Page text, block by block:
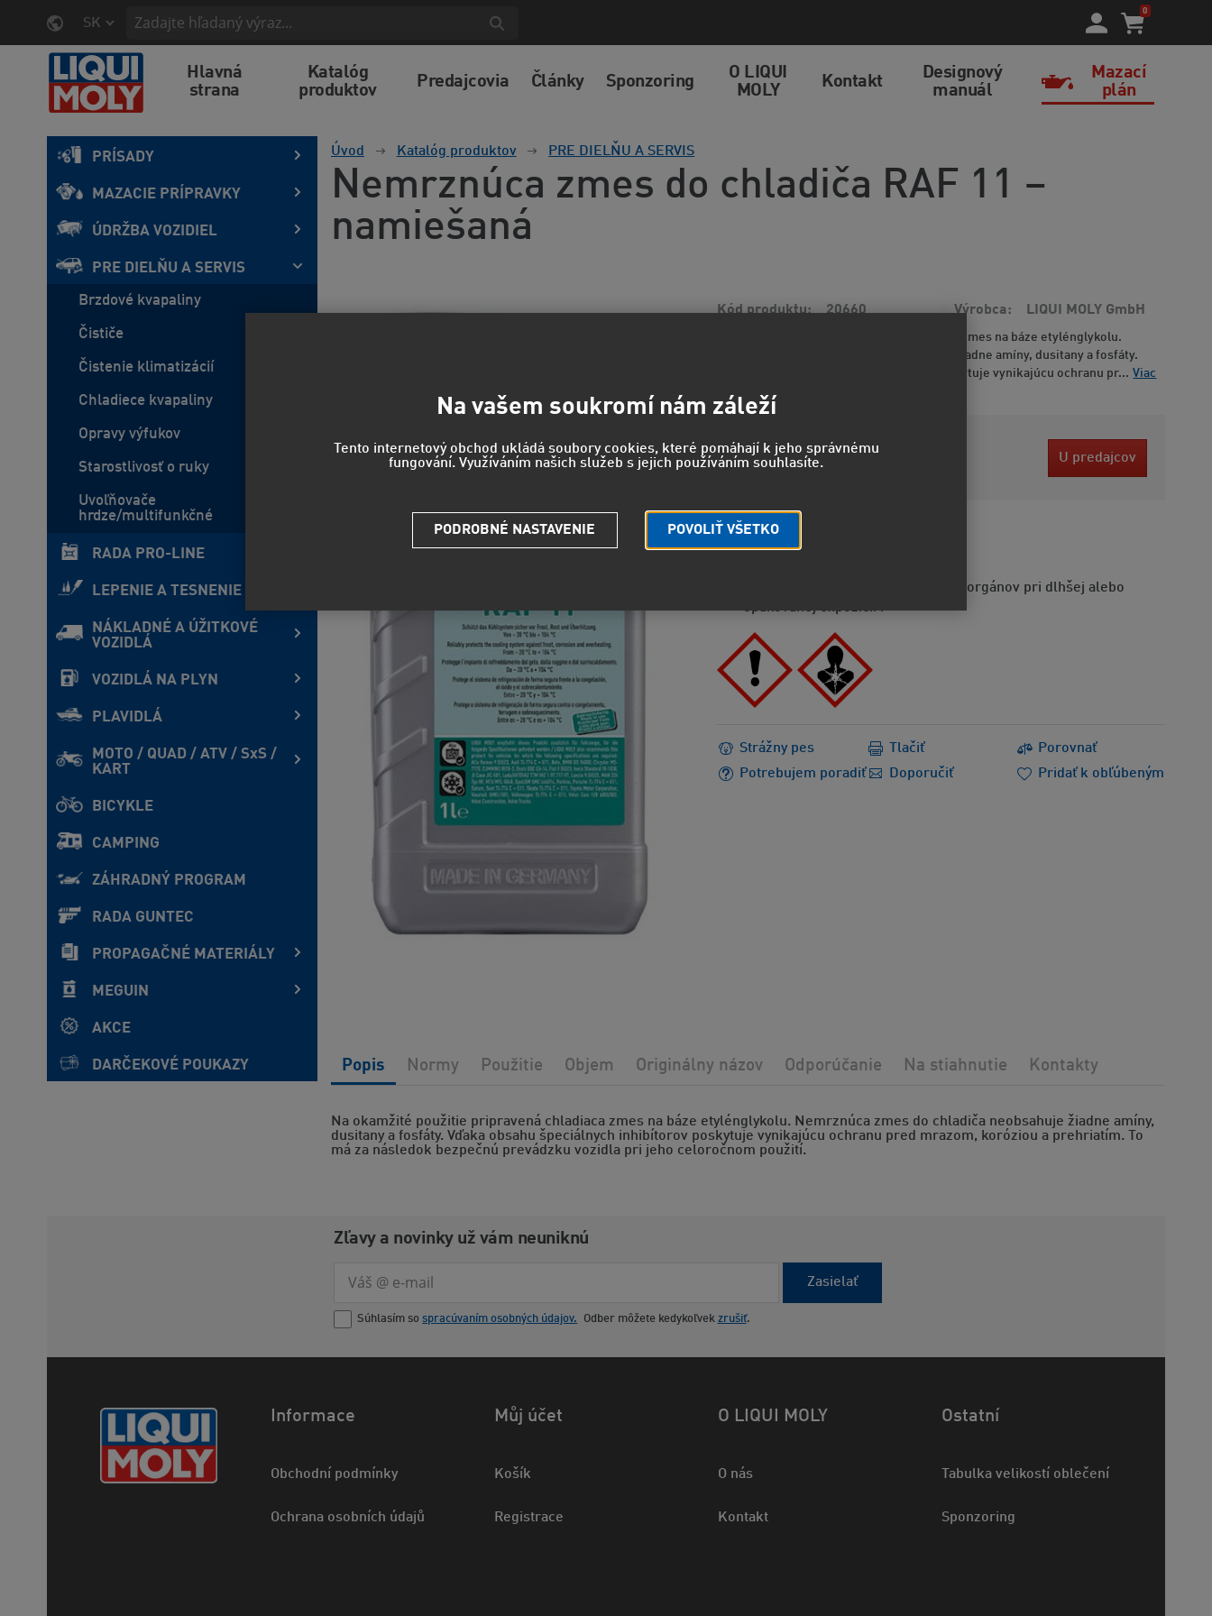
SK
0
Hlavná
strana
Katalóg
produktov
Predajcovia Články Sponzoring
O LIQUI
MOLY
Kontakt
Designový
manuál
Mazací
plán
PRÍSADY
MAZACIE PRÍPRAVKY
ÚDRŽBA VOZIDIEL
PRE DIELŇU A SERVIS
Brzdové kvapaliny
Čističe
Čistenie klimatizácií
Chladiece kvapaliny
Opravy výfukov
Starostlivosť o ruky
Uvoľňovače
hrdze/multifunkčné
RADA PRO-LINE
LEPENIE A TESNENIE
NÁKLADNÉ A ÚŽITKOVÉ
VOZIDLÁ
VOZIDLÁ NA PLYN
PLAVIDLÁ
MOTO / QUAD / ATV / SxS /
KART
BICYKLE
CAMPING
ZÁHRADNÝ PROGRAM
RADA GUNTEC
PROPAGAČNÉ MATERIÁLY
MEGUIN
AKCE
DARČEKOVÉ POUKAZY
Úvod Katalóg produktov PRE DIELŇU A SERVIS
Nemrznúca zmes do chladiča RAF 11 –
namiešaná
Kód produktu 20660 Výrobca LIQUI MOLY GmbH
Na okamžité použitie pripravená chladiaca zmes na báze etylénglykolu.
Nemrznúca zmes do chladiča neobsahuje žiadne amíny, dusitany a fosfáty.
Vďaka obsahu špeciálnych inhibítorov poskytuje vynikajúcu ochranu pr... Viac
9,16 EUR U predajcov
H373 - Môže spôsobiť poškodenie orgánov pri dlhšej alebo
opakovanej expozícii .
POZOR
Strážny pes
Porovnať
Potrebujem poradiť
Doporučiť
Tlačiť
Pridať k obľúbeným
Na okamžité použitie pripravená chladiaca zmes na báze etylénglykolu. Nemrznúca zmes do chladiča neobsahuje žiadne amíny,
dusitany a fosfáty. Vďaka obsahu špeciálnych inhibítorov poskytuje vynikajúcu ochranu pred mrazom, koróziou a prehriatím. To
má za následok bezpečnú prevádzku vozidla pri jeho celoročnom použití.
Popis Normy Použitie Objem Originálny názov Odporúčanie Na stiahnutie Kontakty
Zľavy a novinky už vám neuniknú
Zasielať
Súhlasím so spracúvaním osobných údajov. Odber môžete kedykoľvek zrušiť.
Informace
Obchodní podmínky
Ochrana osobních údajů
Můj účet
Košík
Registrace
O LIQUI MOLY
O nás
Kontakt
Ostatní
Tabulka velikostí oblečení
Sponzoring
Na vašem soukromí nám záleží
Tento internetový obchod ukládá soubory cookies, které pomáhají k jeho správnému
fungování. Využíváním našich služeb s jejich používáním souhlasíte.
POVOLIŤ VŠETKO
PODROBNÉ NASTAVENIE